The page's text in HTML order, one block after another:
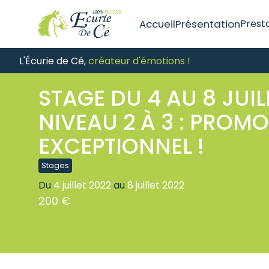
L'Écurie de Cé,créateur d'émotions !
AccueilPrésentation
Les
Les
STAGE DU 4 AU 8
NIVEAU 2 À 3 :
EXCEPTIONNEL !
Stages
Du 4 juillet 2022au 8 juillet 2022
200 €